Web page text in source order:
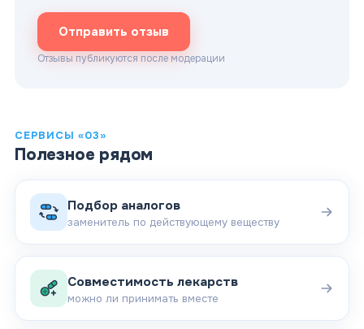
Отправить отзыв
Отзывы публикуются после модерации
СЕРВИСЫ «03»
Полезное рядом
Подбор аналогов
заменитель по действующему веществу
Совместимость лекарств
можно ли принимать вместе